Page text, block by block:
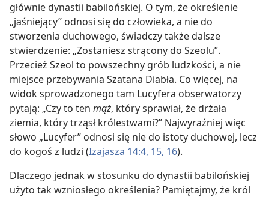
głównie dynastii babilońskiej. O tym, że określenie
„jaśniejący” odnosi się do człowieka, a nie do
stworzenia duchowego, świadczy także dalsze
stwierdzenie: „Zostaniesz strącony do Szeolu”.
Przecież Szeol to powszechny grób ludzkości, a nie
miejsce przebywania Szatana Diabła. Co więcej, na
widok sprowadzonego tam Lucyfera obserwatorzy
pytają: „Czy to ten mąż, który sprawiał, że drżała
ziemia, który trząsł królestwami?” Najwyraźniej więc
słowo „Lucyfer” odnosi się nie do istoty duchowej, lecz
do kogoś z ludzi (Izajasza 14:4, 15, 16).
Dlaczego jednak w stosunku do dynastii babilońskiej
użyto tak wzniosłego określenia? Pamiętajmy, że król